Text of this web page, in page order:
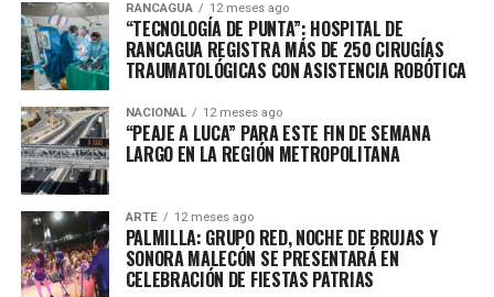
RANCAGUA 12 meses ago
“TECNOLOGÍA DE PUNTA”: HOSPITAL DE
RANCAGUA REGISTRA MÁS DE 250 CIRUGÍAS
TRAUMATOLÓGICAS CON ASISTENCIA ROBÓTICA
NACIONAL 12 meses ago
“PEAJE A LUCA” PARA ESTE FIN DE SEMANA
LARGO EN LA REGIÓN METROPOLITANA
ARTE 12 meses ago
PALMILLA: GRUPO RED, NOCHE DE BRUJAS Y
SONORA MALECÓN SE PRESENTARÁ EN
CELEBRACIÓN DE FIESTAS PATRIAS